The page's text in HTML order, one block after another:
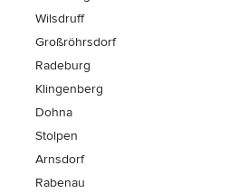
Wilsdruff
Großröhrsdorf
Radeburg
Klingenberg
Dohna
Stolpen
Arnsdorf
Rabenau